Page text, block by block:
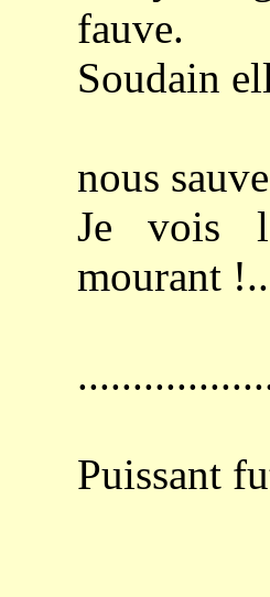
fauve.
Soudain
nous
Je vois
mourant
Puissant